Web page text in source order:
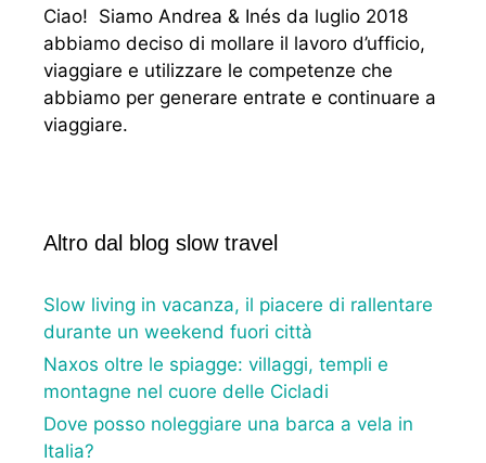
Ciao! Siamo Andrea & Inés da luglio 2018
abbiamo deciso di mollare il lavoro d’ufficio,
viaggiare e utilizzare le competenze che
abbiamo per generare entrate e continuare a
viaggiare.
Altro dal blog slow travel
Slow living in vacanza, il piacere di rallentare
durante un weekend fuori città
Naxos oltre le spiagge: villaggi, templi e
montagne nel cuore delle Cicladi
Dove posso noleggiare una barca a vela in
Italia?